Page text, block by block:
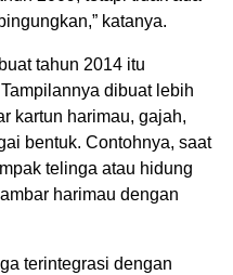
katanya.
tahun 2014 itu
dibuat lebih
kartun harimau, gajah,
bentuk. Contohnya, saat
telinga atau hidung
harimau dengan
terintegrasi dengan